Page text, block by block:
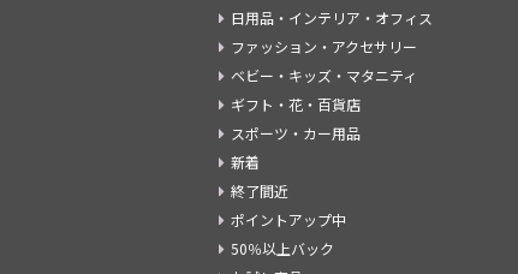
日用品・インテリア・オフィス
ファッション・アクセサリー
ベビー・キッズ・マタニティ
ギフト・花・百貨店
スポーツ・カー用品
新着
終了間近
ポイントアップ中
50％以上バック